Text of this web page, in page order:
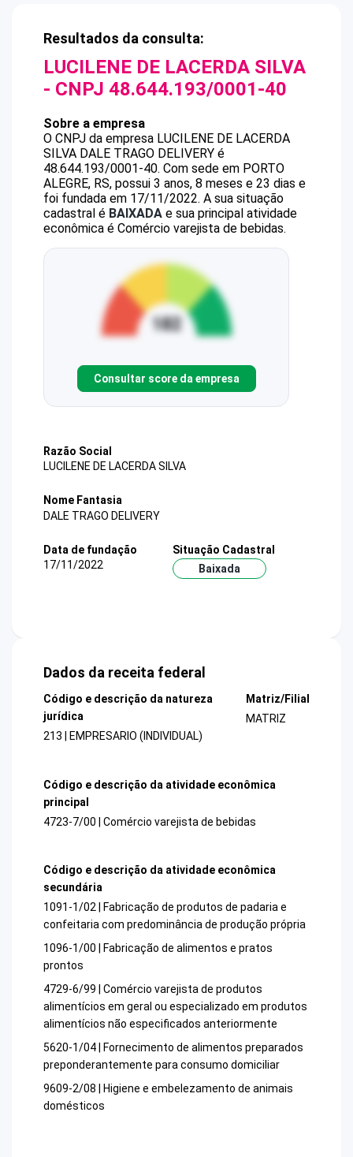
Resultados da consulta:
LUCILENE DE LACERDA SILVA
- CNPJ 48.644.193/0001-40
Sobre a empresa
O CNPJ da empresa LUCILENE DE LACERDA
SILVA DALE TRAGO DELIVERY é
48.644.193/0001-40. Com sede em PORTO
ALEGRE, RS, possui 3 anos, 8 meses e 23 dias e
foi fundada em 17/11/2022. A sua situação
cadastral é BAIXADA e sua principal atividade
econômica é Comércio varejista de bebidas.
Consultar score da empresa
Razão Social
LUCILENE DE LACERDA SILVA
Nome Fantasia
DALE TRAGO DELIVERY
Data de fundação
17/11/2022
Situação Cadastral
Baixada
Dados da receita federal
Código e descrição da natureza
jurídica
213 | EMPRESARIO (INDIVIDUAL)
Matriz/Filial
MATRIZ
Código e descrição da atividade econômica
principal
4723-7/00 | Comércio varejista de bebidas
Código e descrição da atividade econômica
secundária
1091-1/02 | Fabricação de produtos de padaria e
confeitaria com predominância de produção própria
1096-1/00 | Fabricação de alimentos e pratos
prontos
4729-6/99 | Comércio varejista de produtos
alimentícios em geral ou especializado em produtos
alimentícios não especificados anteriormente
5620-1/04 | Fornecimento de alimentos preparados
preponderantemente para consumo domiciliar
9609-2/08 | Higiene e embelezamento de animais
domésticos